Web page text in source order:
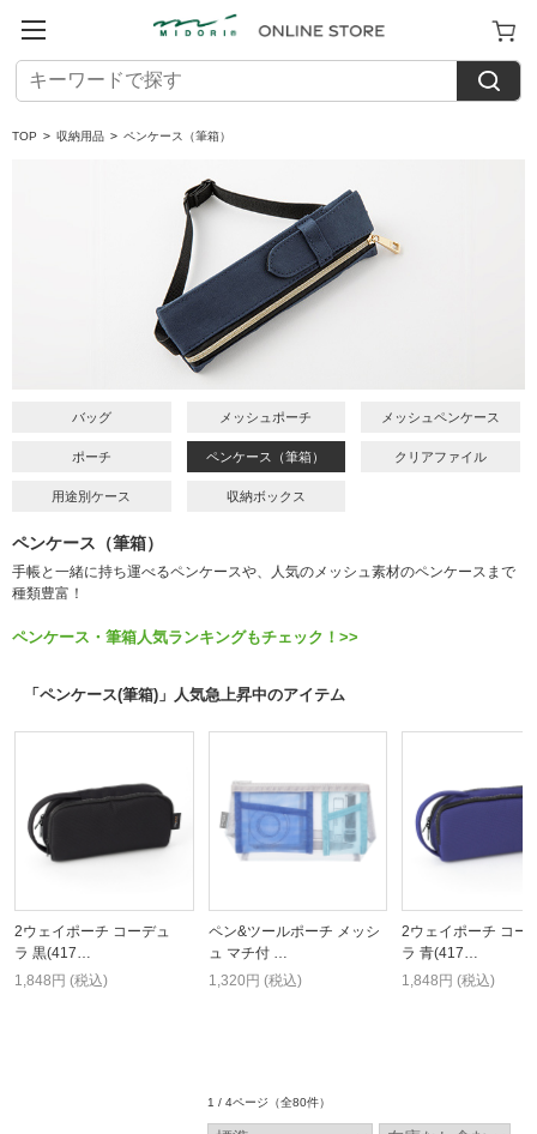
TOP > 収納用品 > ペンケース（筆箱）
バッグ メッシュポーチ メッシュペンケース
ポーチ ペンケース（筆箱） クリアファイル
用途別ケース 収納ボックス
ペンケース（筆箱）
手帳と一緒に持ち運べるペンケースや、人気のメッシュ素材のペンケースまで
種類豊富！
ペンケース・筆箱人気ランキングもチェック！>>
「ペンケース(筆箱)」人気急上昇中のアイテム
2ウェイポーチ コーデュ
ラ 黒(417…
1,848円 (税込)
ペン&ツールポーチ メッシ
ュ マチ付 …
1,320円 (税込)
2ウェイポーチ コー
ラ 青(417…
1,848円 (税込)
1 / 4ページ （全80件）